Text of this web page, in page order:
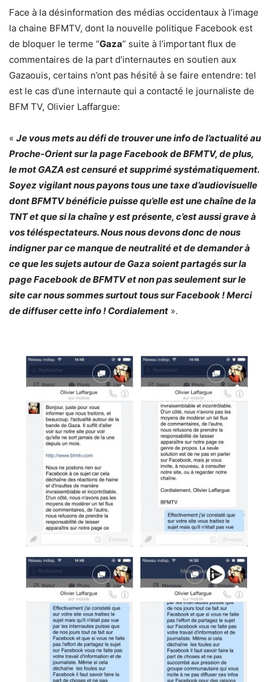
Face à la désinformation des médias occidentaux à l’image
la chaine BFMTV, dont la nouvelle politique Facebook est
de bloquer le terme “Gaza” suite à l’important flux de
commentaires de la part d’internautes en soutien aux
Gazaouis, certains n’ont pas hésité à se faire entendre: tel
est le cas d’une internaute qui a contacté le journaliste de
BFM TV, Olivier Laffargue:
« Je vous mets au défi de trouver une info de l’actualité au
Proche-Orient sur la page Facebook de BFMTV, de plus,
le mot GAZA est censuré et supprimé systématiquement.
Soyez vigilant nous payons tous une taxe d’audiovisuelle
dont BFMTV bénéficie puisse qu’elle est une chaîne de la
TNT et que si la chaîne y est présente, c’est aussi grave à
vos téléspectateurs. Nous nous devons donc de nous
indigner par ce manque de neutralité et de demander à
ce que les sujets autour de Gaza soient partagés sur la
page Facebook de BFMTV et non pas seulement sur le
site car nous sommes surtout tous sur Facebook ! Merci
de diffuser cette info ! Cordialement ».